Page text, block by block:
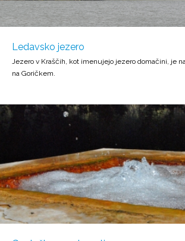
Ledavsko jezero
Jezero v Kraščih, kot imenujejo jezero domačini, je
na Goričkem.